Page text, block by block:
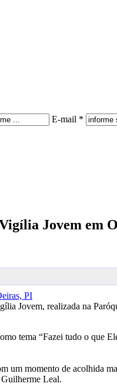
E-mail *
Jovem em
Jovem, realizada na
tema “Fazei tudo o que
um momento de acolhida
Guilherme Leal.